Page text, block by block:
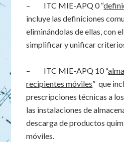
– ITC MIE-APQ 0 “
incluye las definiciones
eliminándolas de ellas, con
simplificar y unificar
– ITC MIE-APQ 10 “
recipientes móviles” que
prescripciones técnicas a
las instalaciones de
descarga de productos
móviles.